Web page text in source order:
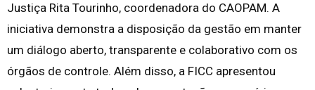
Justiça Rita Tourinho, coordenadora do CAOPAM. A
iniciativa demonstra a disposição da gestão em manter
um diálogo aberto, transparente e colaborativo com os
órgãos de controle. Além disso, a FICC apresentou